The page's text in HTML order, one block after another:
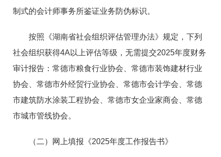
制式的会计师事务所鉴证业务防伪标识。
按照《湖南省社会组织评估管理办法》规定，下列
社会组织获得4A以上评估等级，无需提交2025年度财务
审计报告：常德市粮食行业协会、常德市装饰建材行业
协会、常德市外经贸行业协会、常德市会计学会、常德
市建筑防水涂装工程协会、常德市女企业家商会、常德
市城市管线协会。
（二）网上填报《2025年度工作报告书》